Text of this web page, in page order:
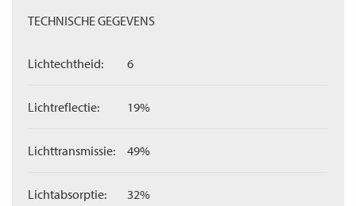
TECHNISCHE GEGEVENS
Lichtechtheid: 6
Lichtreflectie: 19%
Lichttransmissie: 49%
Lichtabsorptie: 32%